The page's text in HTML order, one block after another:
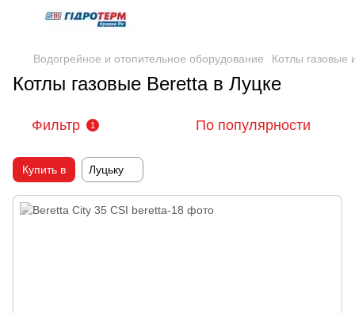
Водогрейное и отопительное оборудование Котлы газовые
Котлы газовые Beretta в Луцке
Фильтр 1 По популярности
Купить в Луцьку